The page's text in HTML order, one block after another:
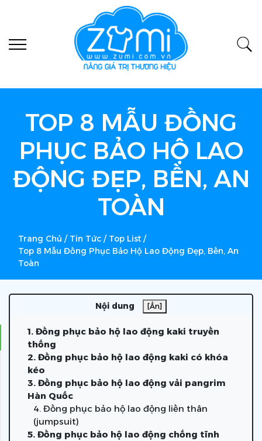
TOP 8 MẪU ĐỒNG
PHỤC BẢO HỘ LAO
ĐỘNG ĐẸP, BỀN, AN
TOÀN
Trang Chủ / Tin Tức / Top List /
Top 8 Mẫu Đồng Phục Bảo Hộ Lao Động Đẹp, Bền, An
Toàn
Nội dung [Ẩn]
1. Đồng phục bảo hộ lao động kaki truyền
thống
2. Đồng phục bảo hộ lao động kaki có khóa
kéo
3. Đồng phục bảo hộ lao động vải pangrim
Hàn Quốc
4. Đồng phục bảo hộ lao động liền thân
(jumpsuit)
5. Đồng phục bảo hộ lao động chống tĩnh